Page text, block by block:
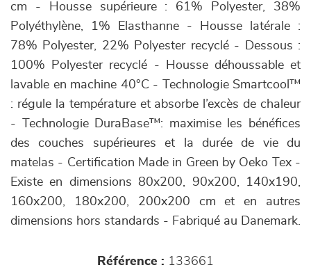
cm - Housse supérieure : 61% Polyester, 38%
Polyéthylène, 1% Elasthanne - Housse latérale :
78% Polyester, 22% Polyester recyclé - Dessous :
100% Polyester recyclé - Housse déhoussable et
lavable en machine 40°C - Technologie Smartcool™
: régule la température et absorbe l’excès de chaleur
- Technologie DuraBase™: maximise les bénéfices
des couches supérieures et la durée de vie du
matelas - Certification Made in Green by Oeko Tex -
Existe en dimensions 80x200, 90x200, 140x190,
160x200, 180x200, 200x200 cm et en autres
dimensions hors standards - Fabriqué au Danemark.
Référence : 133661